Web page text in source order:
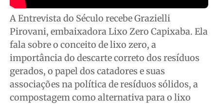
Publicidade Legal
Anuncie
Quem Somos
Expediente
Contato
Publicidade Legal
Anuncie
Quem Somos
Expediente
Contato
Publicidade Legal
Anuncie
Quem Somos
Expediente
Contato
Publicidade Legal
Anuncie
Quem Somos
Expediente
Contato
A Entrevista do Século recebe Grazielli
Pirovani, embaixadora Lixo Zero Capixaba. Ela
fala sobre o conceito de lixo zero, a
importância do descarte correto dos resíduos
gerados, o papel dos catadores e suas
associações na política de resíduos sólidos, a
compostagem como alternativa para o lixo